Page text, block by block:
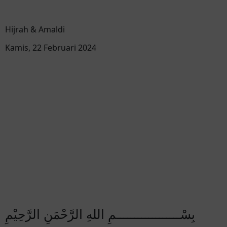
Hijrah & Amaldi
Kamis, 22 Februari 2024
بِسْــــــــــــــــــمِ اللهِ الرَّحْمَنِ الرَّحِيْمِ